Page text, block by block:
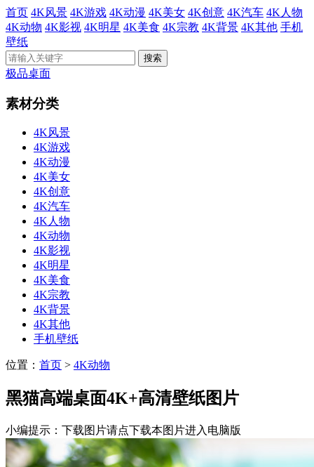
首页 4K风景 4K游戏 4K动漫 4K美女 4K创意 4K汽车 4K人物
4K动物 4K影视 4K明星 4K美食 4K宗教 4K背景 4K其他 手机
壁纸
极品桌面
素材分类
4K风景
4K游戏
4K动漫
4K美女
4K创意
4K汽车
4K人物
4K动物
4K影视
4K明星
4K美食
4K宗教
4K背景
4K其他
手机壁纸
位置： 首页 > 4K动物
黑猫高端桌面4K+高清壁纸图片
小编提示：下载图片请点下载本图片进入电脑版